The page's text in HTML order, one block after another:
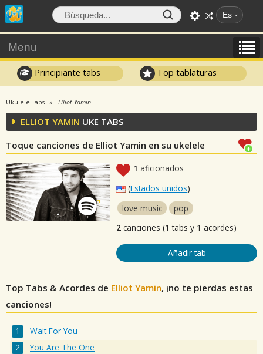
Es
Menu
Principiante tabs Top tablaturas
Ukulele Tabs Elliot Yamin
ELLIOT YAMIN UKE TABS
Toque canciones de Elliot Yamin en su ukelele
1 aficionados
(Estados unidos)
love music
pop
2 canciones (1 tabs y 1 acordes)
Añadir tab
Top Tabs & Acordes de Elliot Yamin, ¡no te pierdas estas
canciones!
Wait For You
You Are The One